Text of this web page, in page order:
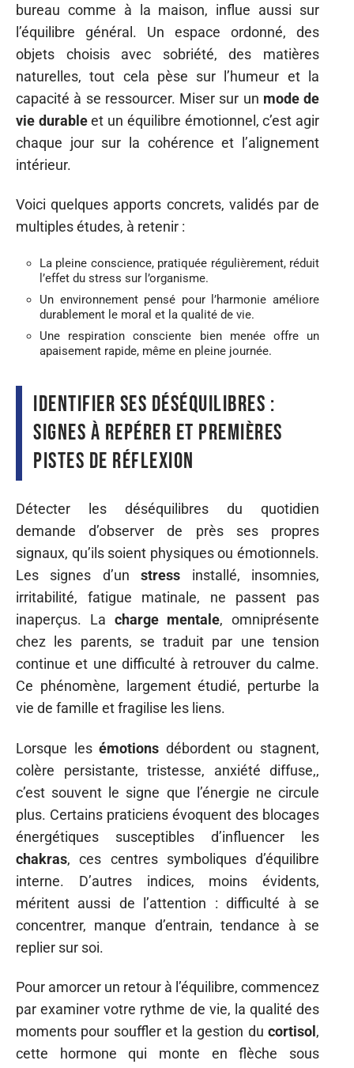
bureau comme à la maison, influe aussi sur
l’équilibre général. Un espace ordonné, des
objets choisis avec sobriété, des matières
naturelles, tout cela pèse sur l’humeur et la
capacité à se ressourcer. Miser sur un mode de
vie durableet un équilibre émotionnel, c’est agir
chaque jour sur la cohérence et l’alignement
intérieur.
Voici quelques apports concrets, validés par de
multiples études, à retenir :
La pleine conscience, pratiquée régulièrement, réduit
l’effet du stress sur l’organisme.
Un environnement pensé pour l’harmonie améliore
durablement le moral et la qualité de vie.
Une respiration consciente bien menée offre un
apaisement rapide, même en pleine journée.
Identifier ses déséquilibres :
signes à repérer et premières
pistes de réflexion
Détecter les déséquilibres du quotidien
demande d’observer de près ses propres
signaux, qu’ils soient physiques ou émotionnels.
Les signes d’unstress installé, insomnies,
irritabilité, fatigue matinale, ne passent pas
inaperçus. La charge mentale, omniprésente
chez les parents, se traduit par une tension
continue et une difficulté à retrouver du calme.
Ce phénomène, largement étudié, perturbe la
vie de famille et fragilise les liens.
Lorsque lesémotions débordent ou stagnent,
colère persistante, tristesse, anxiété diffuse,,
c’est souvent le signe que l’énergie ne circule
plus. Certains praticiens évoquent des blocages
énergétiques susceptibles d’influencer les
chakras, ces centres symboliques d’équilibre
interne. D’autres indices, moins évidents,
méritent aussi de l’attention : difficulté à se
concentrer, manque d’entrain, tendance à se
replier sur soi.
Pour amorcer un retour à l’équilibre, commencez
par examiner votre rythme de vie, la qualité des
moments pour souffler et la gestion du cortisol ,
cette hormone qui monte en flèche sous